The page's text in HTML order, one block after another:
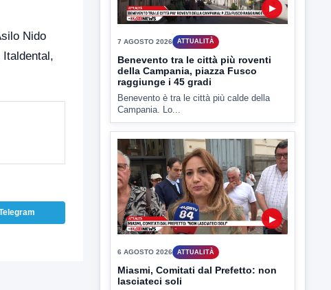
Nido
▶
7 AGOSTO 2026
Benevento tra le città più roventi
della Campania, piazza Fusco
raggiunge i 45 gradi
Benevento è tra le città più calde della
Campania. Lo...
▶